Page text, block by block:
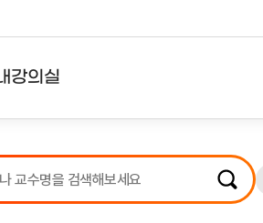
강의실
의리스트
확인증강의